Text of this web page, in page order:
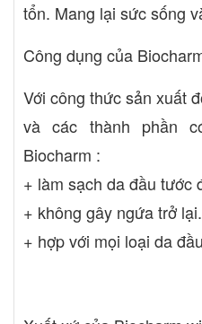
tổn. Mang lại sức sống
Công dụng của
Với công thức sản xuất
và các thành phần
Biocharm :
+ làm sạch da đầu tước
+ không gây ngứa trở lại.
+ hợp với mọi loại da